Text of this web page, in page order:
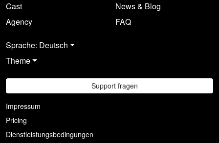
Cast
Agency
News & Blog
FAQ
Sprache: Deutsch
Theme
Support fragen
Impressum
Pricing
Dienstleistungsbedingungen